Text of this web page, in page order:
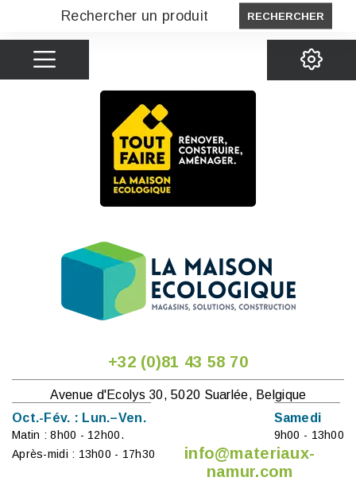
RECHERCHER
+32 (0)81 43 58 70
Avenue d'Ecolys 30, 5020 Suarlée, Belgique
Oct.-Fév. : Lun.–Ven.
Matin : 8h00 - 12h00.
Après-midi : 13h00 - 17h30
Samedi
9h00 - 13h00
info@materiaux-
namur.com